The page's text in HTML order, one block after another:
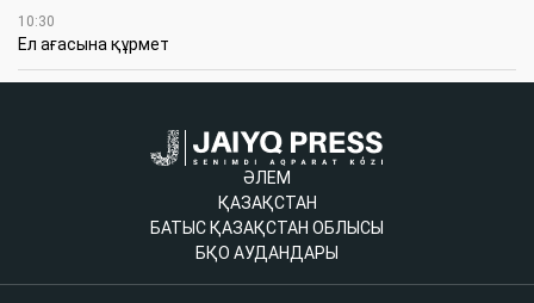
10:30
Ел ағасына құрмет
ӘЛЕМ
ҚАЗАҚСТАН
БАТЫС ҚАЗАҚСТАН ОБЛЫСЫ
БҚО АУДАНДАРЫ